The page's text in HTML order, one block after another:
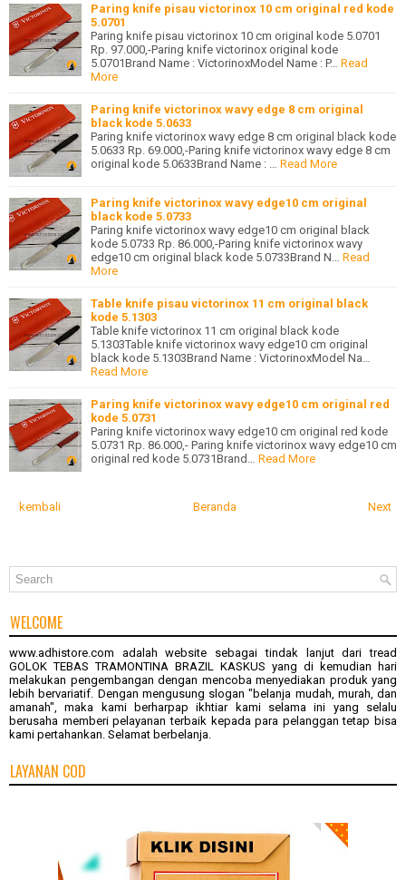
Paring knife pisau victorinox 10 cm original red kode
5.0701
Paring knife pisau victorinox 10 cm original kode 5.0701
Rp. 97.000,-Paring knife victorinox original kode
5.0701Brand Name : VictorinoxModel Name : P…
Read
More
Paring knife victorinox wavy edge 8 cm original
black kode 5.0633
Paring knife victorinox wavy edge 8 cm original black kode
5.0633 Rp. 69.000,-Paring knife victorinox wavy edge 8 cm
original kode 5.0633Brand Name : …
Read More
Paring knife victorinox wavy edge10 cm original
black kode 5.0733
Paring knife victorinox wavy edge10 cm original black
kode 5.0733 Rp. 86.000,-Paring knife victorinox wavy
edge10 cm original black kode 5.0733Brand N…
Read
More
Table knife pisau victorinox 11 cm original black
kode 5.1303
Table knife victorinox 11 cm original black kode
5.1303Table knife victorinox wavy edge10 cm original
black kode 5.1303Brand Name : VictorinoxModel Na…
Read More
Paring knife victorinox wavy edge10 cm original red
kode 5.0731
Paring knife victorinox wavy edge10 cm original red kode
5.0731 Rp. 86.000,- Paring knife victorinox wavy edge10 cm
original red kode 5.0731Brand…
Read More
kembali Next
Beranda
WELCOME
www.adhistore.com adalah website sebagai tindak lanjut dari tread
GOLOK TEBAS TRAMONTINA BRAZIL KASKUS yang di kemudian hari
melakukan pengembangan dengan mencoba menyediakan produk yang
lebih bervariatif. Dengan mengusung slogan "belanja mudah, murah, dan
amanah", maka kami berharpap ikhtiar kami selama ini yang selalu
berusaha memberi pelayanan terbaik kepada para pelanggan tetap bisa
kami pertahankan. Selamat berbelanja.
LAYANAN COD